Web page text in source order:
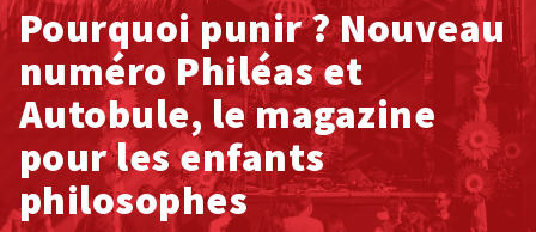
Pourquoi punir ? Nouveau
numéro Philéas et
Autobule, le magazine
pour les enfants
philosophes